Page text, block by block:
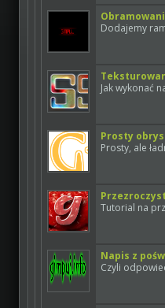
Dodajemy
Jak wykonać
Prosty
Prosty, ale
Tutorial na
Napis z
Czyli